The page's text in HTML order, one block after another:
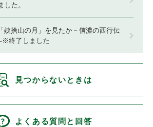
た。
姨捨山の月」を見たか－信濃の西行伝
終了しました
見つからないときは
よくある質問と回答